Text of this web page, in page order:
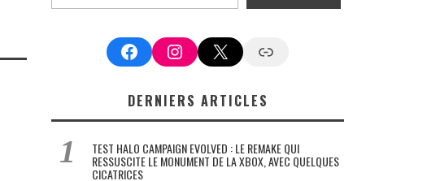
FacebookInstagram
X Google News
DERNIERS ARTICLES
TEST HALO CAMPAIGN EVOLVED : LE REMAKE QUI
RESSUSCITE LE MONUMENT DE LA XBOX, AVEC QUELQUES
CICATRICES